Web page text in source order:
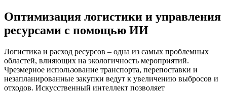
Оптимизация логистики и управления
ресурсами с помощью ИИ
Логистика и расход ресурсов – одна из самых проблемных
областей, влияющих на экологичность мероприятий.
Чрезмерное использование транспорта, перепоставки и
незапланированные закупки ведут к увеличению выбросов и
отходов. Искусственный интеллект позволяет